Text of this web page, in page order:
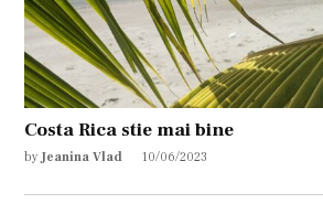
Costa Rica stie mai bine
by Jeanina Vlad 10/06/2023